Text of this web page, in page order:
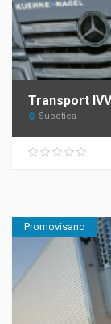
Transport
Subotica
Promovisano